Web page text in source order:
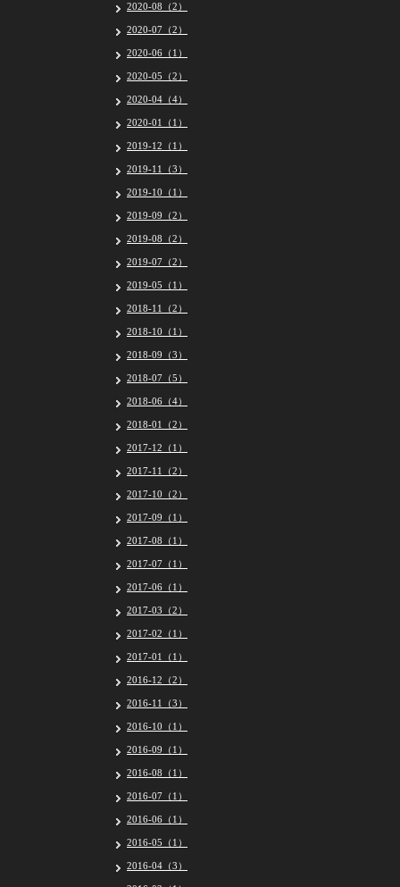
2020-08（2）
2020-07（2）
2020-06（1）
2020-05（2）
2020-04（4）
2020-01（1）
2019-12（1）
2019-11（3）
2019-10（1）
2019-09（2）
2019-08（2）
2019-07（2）
2019-05（1）
2018-11（2）
2018-10（1）
2018-09（3）
2018-07（5）
2018-06（4）
2018-01（2）
2017-12（1）
2017-11（2）
2017-10（2）
2017-09（1）
2017-08（1）
2017-07（1）
2017-06（1）
2017-03（2）
2017-02（1）
2017-01（1）
2016-12（2）
2016-11（3）
2016-10（1）
2016-09（1）
2016-08（1）
2016-07（1）
2016-06（1）
2016-05（1）
2016-04（3）